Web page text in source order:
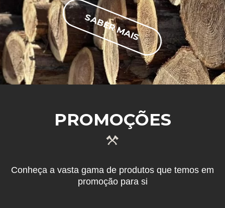
SABER MAIS
PROMOÇÕES
Conheça a vasta gama de produtos que temos em
promoção para si